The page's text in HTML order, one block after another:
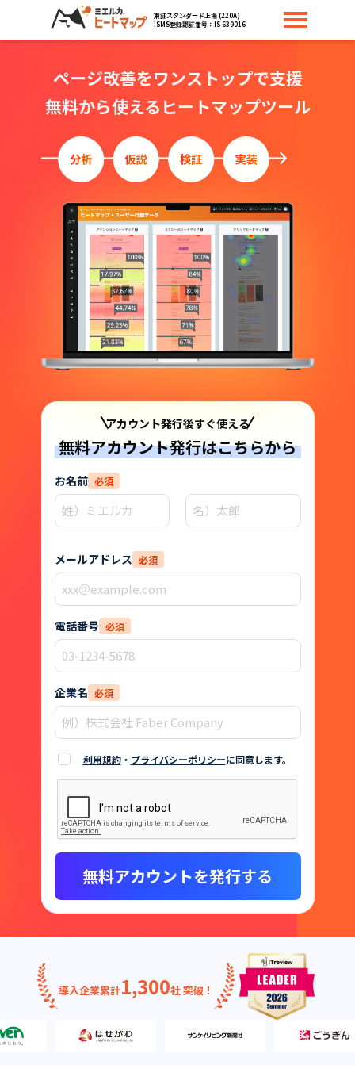
東証スタンダード上場 (220A)
ISMS登録認証番号：IS 639016
ページ改善をワンストップで支援
無料から使えるヒートマップツール
アカウント発行後すぐ使える
無料アカウント発行はこちらから
お名前
メールアドレス
電話番号
企業名
利用規約・ プライバシーポリシーに同意します。
無料アカウントを発行する
導入企業累計1,300社 突破！